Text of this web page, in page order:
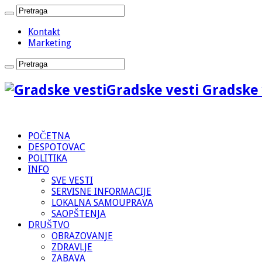
Kontakt
Marketing
Gradske vesti
POČETNA
DESPOTOVAC
POLITIKA
INFO
SVE VESTI
SERVISNE INFORMACIJE
LOKALNA SAMOUPRAVA
SAOPŠTENJA
DRUŠTVO
OBRAZOVANJE
ZDRAVLJE
ZABAVA